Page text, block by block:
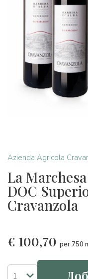
Azienda Agricola
La
DOC
Cravanzola
€ 100,70 per 750